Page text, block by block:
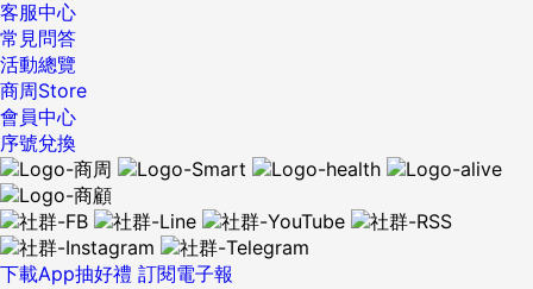
客服中心
常見問答
活動總覽
商周Store
會員中心
序號兌換
下載App抽好禮 訂閱電子報